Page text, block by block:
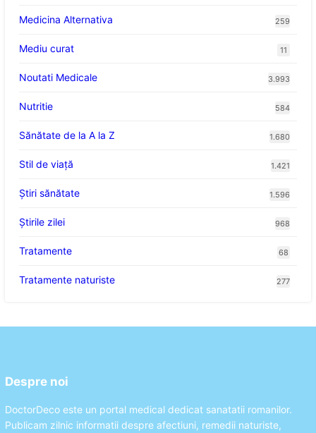
Medicina Alternativa 259
Mediu curat 11
Noutati Medicale 3.993
Nutritie 584
Sănătate de la A la Z 1.680
Stil de viaţă 1.421
Ştiri sănătate 1.596
Știrile zilei 968
Tratamente 68
Tratamente naturiste 277
Despre noi
DoctorDeco este un portal medical dedicat sanatatii romanilor.
Publicam zilnic informatii despre afectiuni, remedii naturiste,